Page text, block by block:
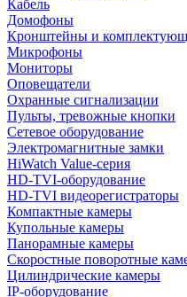
Кабель
Домофоны
Кронштейны и
Микрофоны
Мониторы
Оповещатели
Охранные сигнализации
Пульты, тревожные кнопки
Сетевое оборудование
Электромагнитные замки
HiWatch Value-серия
HD-TVI-оборудование
HD-TVI видеорегистраторы
Компактные камеры
Купольные камеры
Панорамные камеры
Скоростные поворотные
Цилиндрические камеры
IP-оборудование